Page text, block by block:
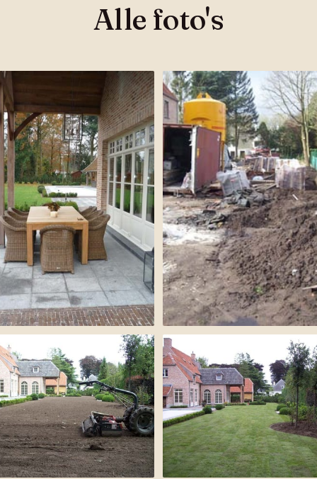
Alle foto's